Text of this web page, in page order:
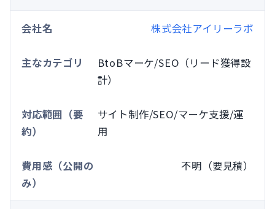
株式会社アイリーラボ
BtoBマーケ/SEO（リード獲得設
計）
サイト制作/SEO/マーケ支援/運
用
不明（要見積）